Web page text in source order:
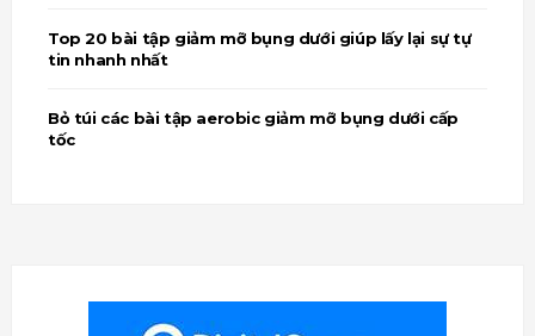
Top 20 bài tập giảm mỡ bụng dưới giúp lấy lại sự tự
tin nhanh nhất
Bỏ túi các bài tập aerobic giảm mỡ bụng dưới cấp
tốc